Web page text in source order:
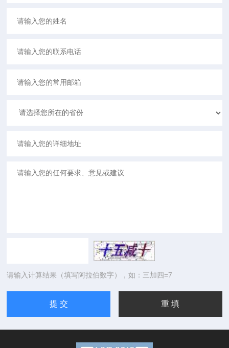
请输入计算结果（填写阿拉伯数字），如：三加四=7